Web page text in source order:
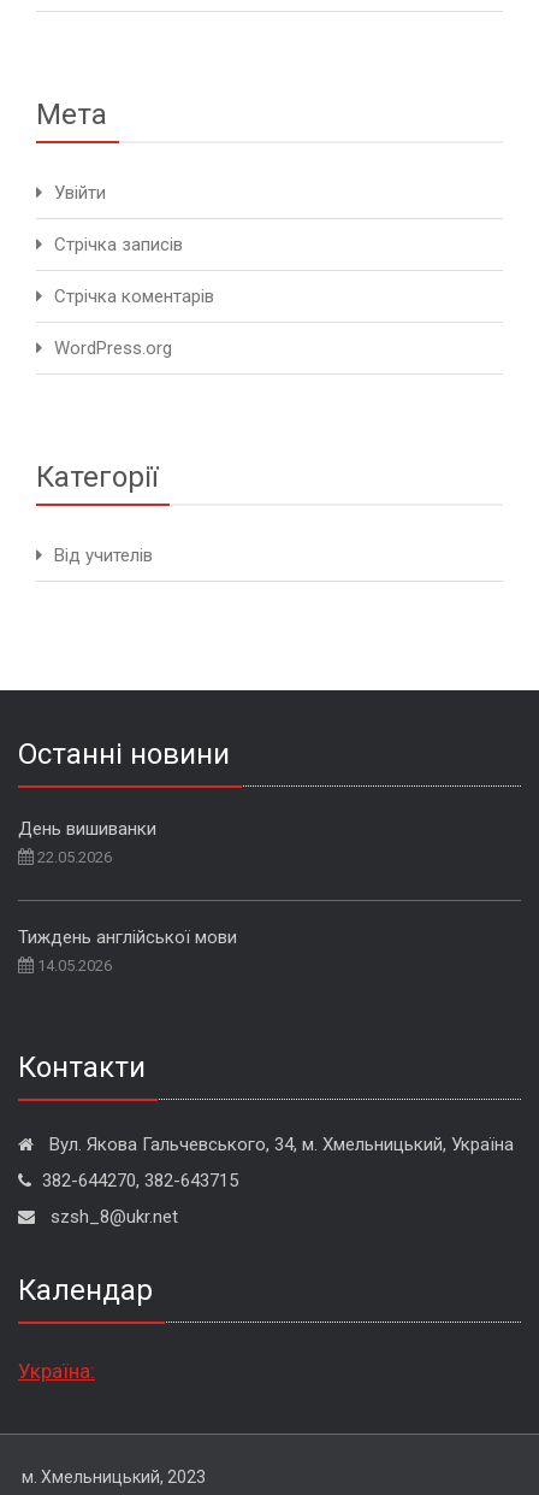
Мета
Увійти
Стрічка записів
Стрічка коментарів
WordPress.org
Категорії
Від учителів
Останні новини
День вишиванки
22.05.2026
Тиждень англійської мови
14.05.2026
Контакти
Вул. Якова Гальчевського, 34, м. Хмельницький, Україна
382-644270, 382-643715
szsh_8@ukr.net
Календар
Україна:
м. Хмельницький, 2023